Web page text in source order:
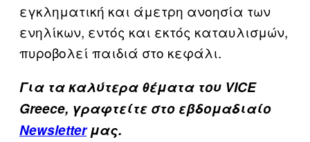
εγκληματική και άμετρη ανοησία των
ενηλίκων, εντός και εκτός καταυλισμών,
πυροβολεί παιδιά στο κεφάλι.
Για τα καλύτερα θέματα του VICE
Greece, γραφτείτε στο εβδομαδιαίο
Newsletter μας.